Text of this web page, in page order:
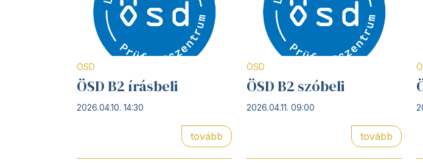
ÖSD
ÖSD B2 írásbeli
2026.04.10. 14:30
tovább
ÖSD
ÖSD B2 szóbeli
2026.04.11. 09:00
tovább